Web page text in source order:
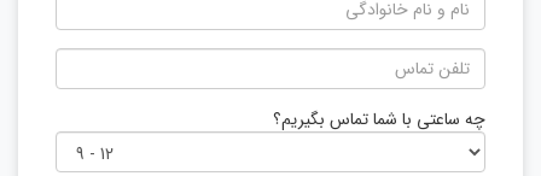
چه ساعتی با شما تماس بگیریم؟